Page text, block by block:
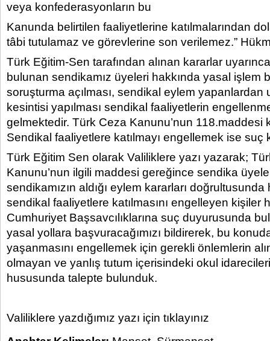
veya konfederasyonların bu
Kanunda belirtilen faaliyetlerine katılmalarından
tâbi tutulamaz ve görevlerine son verilemez.”
Türk Eğitim-Sen tarafından alınan kararlar
bulunan sendikamız üyeleri hakkında yasal işlem
soruşturma açılması, sendikal eylem yapanlardan
kesintisi yapılması sendikal faaliyetlerin
gelmektedir. Türk Ceza Kanunu’nun 118.maddesi
Sendikal faaliyetlere katılmayı engellemek ise suç
Türk Eğitim Sen olarak Valiliklere yazı yazarak;
Kanunu’nun ilgili maddesi gereğince sendika
sendikamızın aldığı eylem kararları
sendikal faaliyetlere katılmasını engelleyen kişiler
Cumhuriyet Başsavcılıklarına suç duyurusunda
yasal yollara başvuracağımızı bildirerek, bu
yaşanmasını engellemek için gerekli önlemlerin
olmayan ve yanlış tutum içerisindeki okul
hususunda talepte bulunduk.
Valiliklere yazdığımız yazı için tıklayınız